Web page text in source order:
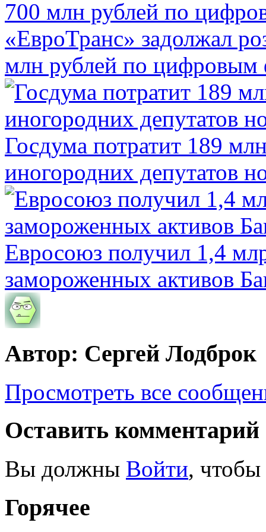
«ЕвроТранс» задолжал
млн рублей по цифровым
Госдума потратит 189
иногородних депутатов
Евросоюз получил 1,4
замороженных активов
Автор: Сергей Лодброк
Просмотреть все
Оставить комментарий
Вы должны Войти, чтобы
Горячее